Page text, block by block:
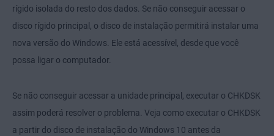
rígido isolada do resto dos dados. Se não conseguir acessar o
disco rígido principal, o disco de instalação permitirá instalar uma
nova versão do Windows. Ele está acessível, desde que você
possa ligar o computador.
Se não conseguir acessar a unidade principal, executar o CHKDSK
assim poderá resolver o problema. Veja como executar o CHKDSK
a partir do disco de instalação do Windows 10 antes da